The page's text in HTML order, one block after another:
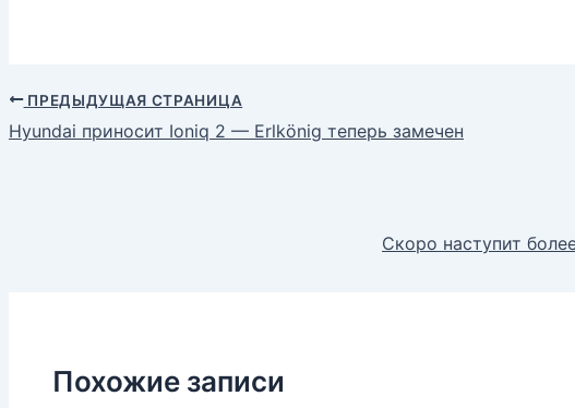
ПРЕДЫДУЩАЯ СТРАНИЦА
Hyundai приносит Ioniq 2 — Erlkönig теперь замечен
Скоро наступит
Похожие записи